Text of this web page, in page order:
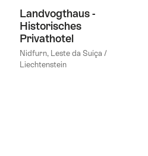
Landvogthaus -
Historisches
Privathotel
Nidfurn, Leste da Suíça /
Liechtenstein